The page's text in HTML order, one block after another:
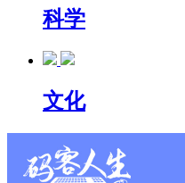
科学
文化